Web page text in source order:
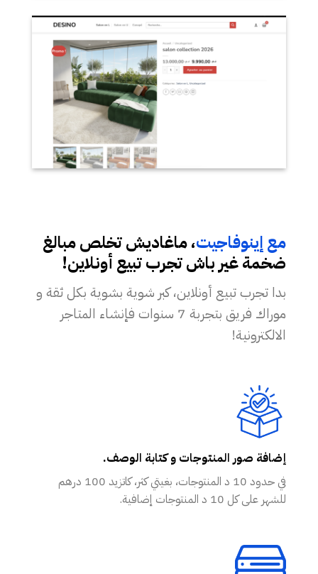
مع إينوفاجيت، ماغاديش تخلص مبالغ
ضخمة غير باش تجرب تبيع أونلاين!
بدا تجرب تبيع أونلاين، كبر شوية بشوية بكل ثقة و
موراك فريق بتجربة 7 سنوات فإنشاء المتاجر
الالكترونية!
إضافة صور المنتوجات و كتابة الوصف.
في حدود 10 د المنتوجات، بغيتي كثر، كاتزيد 100 درهم
للشهر على كل 10 د المنتوجات إضافية.